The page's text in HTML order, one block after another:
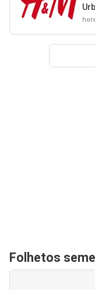
Folhetos